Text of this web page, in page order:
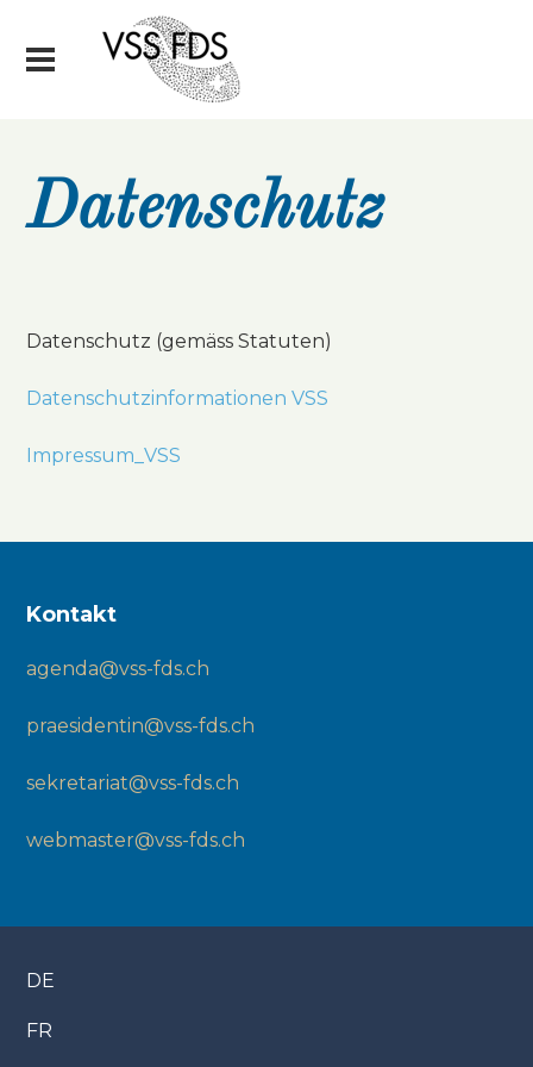
Datenschutz
Datenschutz (gemäss Statuten)
Datenschutzinformationen VSS
Impressum_VSS
Kontakt
agenda@vss-fds.ch
praesidentin@vss-fds.ch
sekretariat@vss-fds.ch
webmaster@vss-fds.ch
DE
FR